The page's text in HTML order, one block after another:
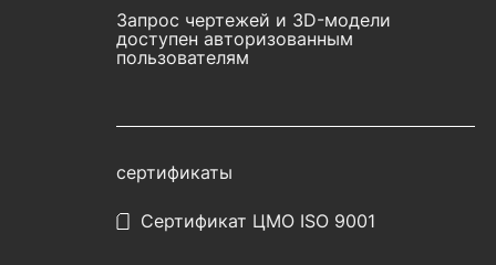
Запрос чертежей и 3D-модели
доступен авторизованным
пользователям
сертификаты
Сертификат ЦМО ISO 9001